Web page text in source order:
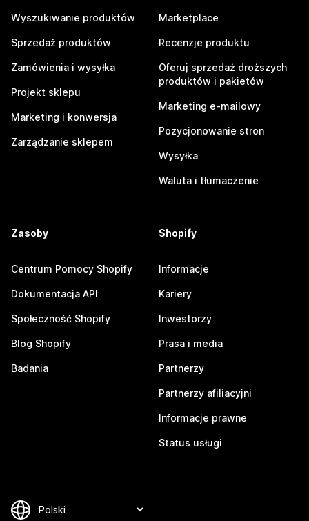
Wyszukiwanie produktów
Sprzedaż produktów
Zamówienia i wysyłka
Projekt sklepu
Marketing i konwersja
Zarządzanie sklepem
Marketplace
Recenzje produktu
Oferuj sprzedaż droższych
produktów i pakietów
Marketing e-mailowy
Pozycjonowanie stron
Wysyłka
Waluta i tłumaczenie
Zasoby
Centrum Pomocy Shopify
Dokumentacja API
Społeczność Shopify
Blog Shopify
Badania
Shopify
Informacje
Kariery
Inwestorzy
Prasa i media
Partnerzy
Partnerzy afiliacyjni
Informacje prawne
Status usługi